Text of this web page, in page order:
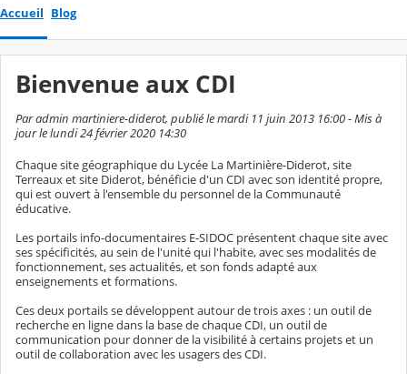
Accueil Blog
Bienvenue aux CDI
Par admin martiniere-diderot, publié le mardi 11 juin 2013 16:00 - Mis à
jour le lundi 24 février 2020 14:30
Chaque site géographique du Lycée La Martinière-Diderot, site
Terreaux et site Diderot, bénéficie d'un CDI avec son identité propre,
qui est ouvert à l'ensemble du personnel de la Communauté
éducative.
Les portails info-documentaires E-SIDOC présentent chaque site avec
ses spécificités, au sein de l'unité qui l'habite, avec ses modalités de
fonctionnement, ses actualités, et son fonds adapté aux
enseignements et formations.
Ces deux portails se développent autour de trois axes : un outil de
recherche en ligne dans la base de chaque CDI, un outil de
communication pour donner de la visibilité à certains projets et un
outil de collaboration avec les usagers des CDI.